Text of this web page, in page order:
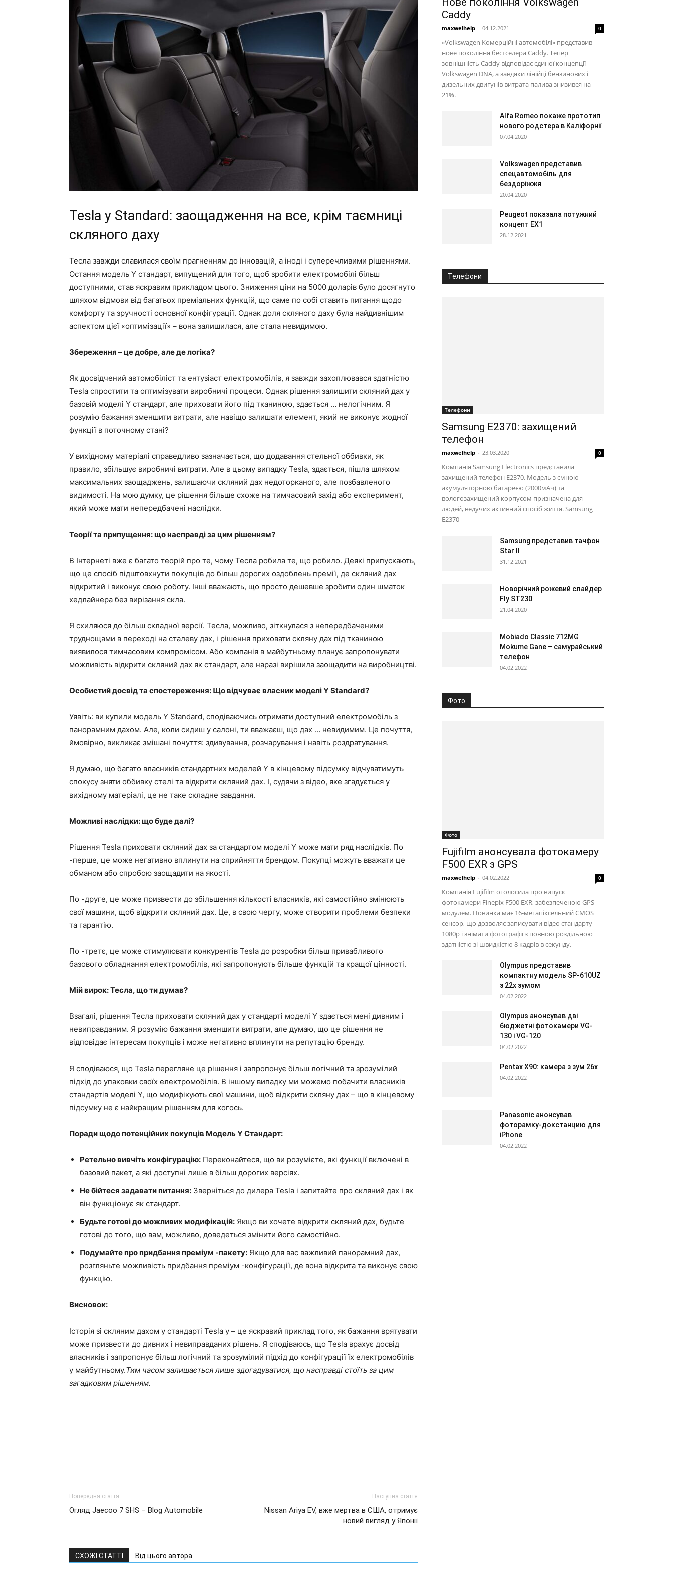
Tesla y Standard: заощадження на все, крім таємниці
скляного даху
Тесла завжди славилася своїм прагненням до інновацій, а іноді і суперечливими рішеннями.
Остання модель Y стандарт, випущений для того, щоб зробити електромобілі більш
доступними, став яскравим прикладом цього. Зниження ціни на 5000 доларів було досягнуто
шляхом відмови від багатьох преміальних функцій, що саме по собі ставить питання щодо
комфорту та зручності основної конфігурації. Однак доля скляного даху була найдивнішим
аспектом цієї «оптимізації» – вона залишилася, але стала невидимою.
Збереження – це добре, але де логіка?
Як досвідчений автомобіліст та ентузіаст електромобілів, я завжди захоплювався здатністю
Tesla спростити та оптимізувати виробничі процеси. Однак рішення залишити скляний дах у
базовій моделі Y стандарт, але приховати його під тканиною, здається … нелогічним. Я
розумію бажання зменшити витрати, але навіщо залишати елемент, який не виконує жодної
функції в поточному стані?
У вихідному матеріалі справедливо зазначається, що додавання стельної оббивки, як
правило, збільшує виробничі витрати. Але в цьому випадку Tesla, здається, пішла шляхом
максимальних заощаджень, залишаючи скляний дах недоторканого, але позбавленого
видимості. На мою думку, це рішення більше схоже на тимчасовий захід або експеримент,
який може мати непередбачені наслідки.
Теорії та припущення: що насправді за цим рішенням?
В Інтернеті вже є багато теорій про те, чому Тесла робила те, що робило. Деякі припускають,
що це спосіб підштовхнути покупців до більш дорогих оздоблень премії, де скляний дах
відкритий і виконує свою роботу. Інші вважають, що просто дешевше зробити один шматок
хедлайнера без вирізання скла.
Я схиляюся до більш складної версії. Тесла, можливо, зіткнулася з непередбаченими
труднощами в переході на сталеву дах, і рішення приховати скляну дах під тканиною
виявилося тимчасовим компромісом. Або компанія в майбутньому планує запропонувати
можливість відкрити скляний дах як стандарт, але наразі вирішила заощадити на виробництві.
Особистий досвід та спостереження: Що відчуває власник моделі Y Standard?
Уявіть: ви купили модель Y Standard, сподіваючись отримати доступний електромобіль з
панорамним дахом. Але, коли сидиш у салоні, ти вважаєш, що дах … невидимим. Це почуття,
ймовірно, викликає змішані почуття: здивування, розчарування і навіть роздратування.
Я думаю, що багато власників стандартних моделей Y в кінцевому підсумку відчуватимуть
спокусу зняти оббивку стелі та відкрити скляний дах. І, судячи з відео, яке згадується у
вихідному матеріалі, це не таке складне завдання.
Можливі наслідки: що буде далі?
Рішення Tesla приховати скляний дах за стандартом моделі Y може мати ряд наслідків. По
-перше, це може негативно вплинути на сприйняття брендом. Покупці можуть вважати це
обманом або спробою заощадити на якості.
По -друге, це може призвести до збільшення кількості власників, які самостійно змінюють
свої машини, щоб відкрити скляний дах. Це, в свою чергу, може створити проблеми безпеки
та гарантію.
По -третє, це може стимулювати конкурентів Tesla до розробки більш привабливого
базового обладнання електромобілів, які запропонують більше функцій та кращої цінності.
Мій вирок: Тесла, що ти думав?
Взагалі, рішення Тесла приховати скляний дах у стандарті моделі Y здається мені дивним і
невиправданим. Я розумію бажання зменшити витрати, але думаю, що це рішення не
відповідає інтересам покупців і може негативно вплинути на репутацію бренду.
Я сподіваюся, що Tesla перегляне це рішення і запропонує більш логічний та зрозумілий
підхід до упаковки своїх електромобілів. В іншому випадку ми можемо побачити власників
стандартів моделі Y, що модифікують свої машини, щоб відкрити скляну дах – що в кінцевому
підсумку не є найкращим рішенням для когось.
Поради щодо потенційних покупців Модель Y Стандарт:
Ретельно вивчіть конфігурацію: Переконайтеся, що ви розумієте, які функції включені в
базовий пакет, а які доступні лише в більш дорогих версіях.
Не бійтеся задавати питання: Зверніться до дилера Tesla і запитайте про скляний дах і як
він функціонує як стандарт.
Будьте готові до можливих модифікацій: Якщо ви хочете відкрити скляний дах, будьте
готові до того, що вам, можливо, доведеться змінити його самостійно.
Подумайте про придбання преміум -пакету: Якщо для вас важливий панорамний дах,
розгляньте можливість придбання преміум -конфігурації, де вона відкрита та виконує свою
функцію.
Висновок:
Історія зі скляним дахом у стандарті Tesla y – це яскравий приклад того, як бажання врятувати
може призвести до дивних і невиправданих рішень. Я сподіваюсь, що Tesla врахує досвід
власників і запропонує більш логічний та зрозумілий підхід до конфігурації їх електромобілів
у майбутньому.Тим часом залишається лише здогадуватися, що насправді стоїть за цим
загадковим рішенням.
Попередня стаття
Огляд Jaecoo 7 SHS – Blog Automobile
Наступна стаття
Nissan Ariya EV, вже мертва в США, отримує
новий вигляд у Японії
СХОЖІ СТАТТІ Від цього автора
Caddy
maxwelhelp - 04.12.2021 0
«Volkswagen Комерційні автомобілі» представив
нове покоління бестселера Caddy. Тепер
зовнішність Caddy відповідає єдиної концепції
Volkswagen DNA, а завдяки лінійці бензинових і
дизельних двигунів витрата палива знизився на
21%.
Alfa Romeo покаже прототип
нового родстера в Каліфорнії
07.04.2020
Volkswagen представив
спецавтомобіль для
бездоріжжя
20.04.2020
Peugeot показала потужний
концепт EX1
28.12.2021
Телефони
Телефони
Samsung E2370: захищений
телефон
maxwelhelp - 23.03.2020 0
Компанія Samsung Electronics представила
захищений телефон E2370. Модель з ємною
акумуляторною батареєю (2000мАч) та
вологозахищений корпусом призначена для
людей, ведучих активний спосіб життя. Samsung
Е2370
Samsung представив тачфон
Star II
31.12.2021
Новорічний рожевий слайдер
Fly ST230
21.04.2020
Mobiado Classic 712MG
Mokume Gane – самурайський
телефон
04.02.2022
Фото
Фото
Fujifilm анонсувала фотокамеру
F500 EXR з GPS
maxwelhelp - 04.02.2022 0
Компанія Fujifilm оголосила про випуск
фотокамери Finepix F500 EXR, забезпеченою GPS
модулем. Новинка має 16-мегапіксельний CMOS
сенсор, що дозволяє записувати відео стандарту
1080p і знімати фотографії з повною роздільною
здатністю зі швидкістю 8 кадрів в секунду.
Olympus представив
компактну модель SP-610UZ
з 22х зумом
04.02.2022
Olympus анонсував дві
бюджетні фотокамери VG-
130 і VG-120
04.02.2022
Pentax X90: камера з зум 26х
04.02.2022
Panasonic анонсував
фоторамку-докстанцию для
iPhone
04.02.2022